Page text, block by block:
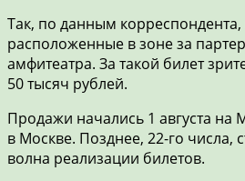
Так, по данным
расположенные в зоне за
амфитеатра. За такой билет
50 тысяч рублей.
Продажи начались 1 августа
в Москве. Позднее, 22-го числа,
волна реализации билетов.